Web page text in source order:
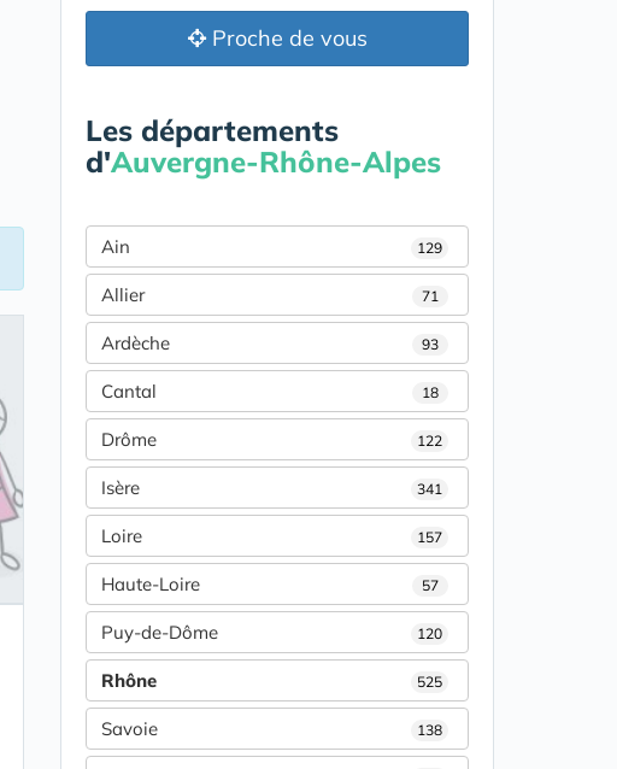
Proche de vous
Les départements
d'Auvergne-Rhône-Alpes
Ain 129
Allier 71
Ardèche 93
Cantal 18
Drôme 122
Isère 341
Loire 157
Haute-Loire 57
Puy-de-Dôme 120
Rhône 525
Savoie 138